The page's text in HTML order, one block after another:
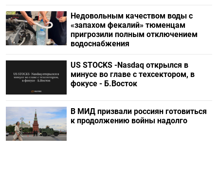
Недовольным качеством воды с
«запахом фекалий» тюменцам
пригрозили полным отключением
водоснабжения
US STOCKS -Nasdaq открылся в
минусе во главе с техсектором, в
фокусе - Б.Восток
В МИД призвали россиян готовиться
к продолжению войны надолго